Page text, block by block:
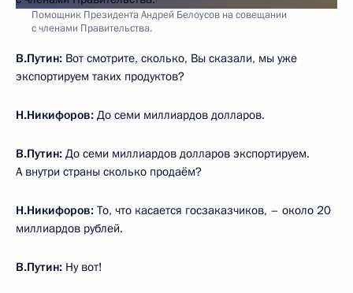
Помощник Президента Андрей Белоусов на совещании
с членами Правительства.
В.Путин: Вот смотрите, сколько, Вы сказали, мы уже
экспортируем таких продуктов?
Н.Никифоров: До семи миллиардов долларов.
В.Путин: До семи миллиардов долларов экспортируем.
А внутри страны сколько продаём?
Н.Никифоров: То, что касается госзаказчиков, – около 20
миллиардов рублей.
В.Путин: Ну вот!